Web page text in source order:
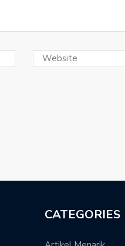
CATEGORIES